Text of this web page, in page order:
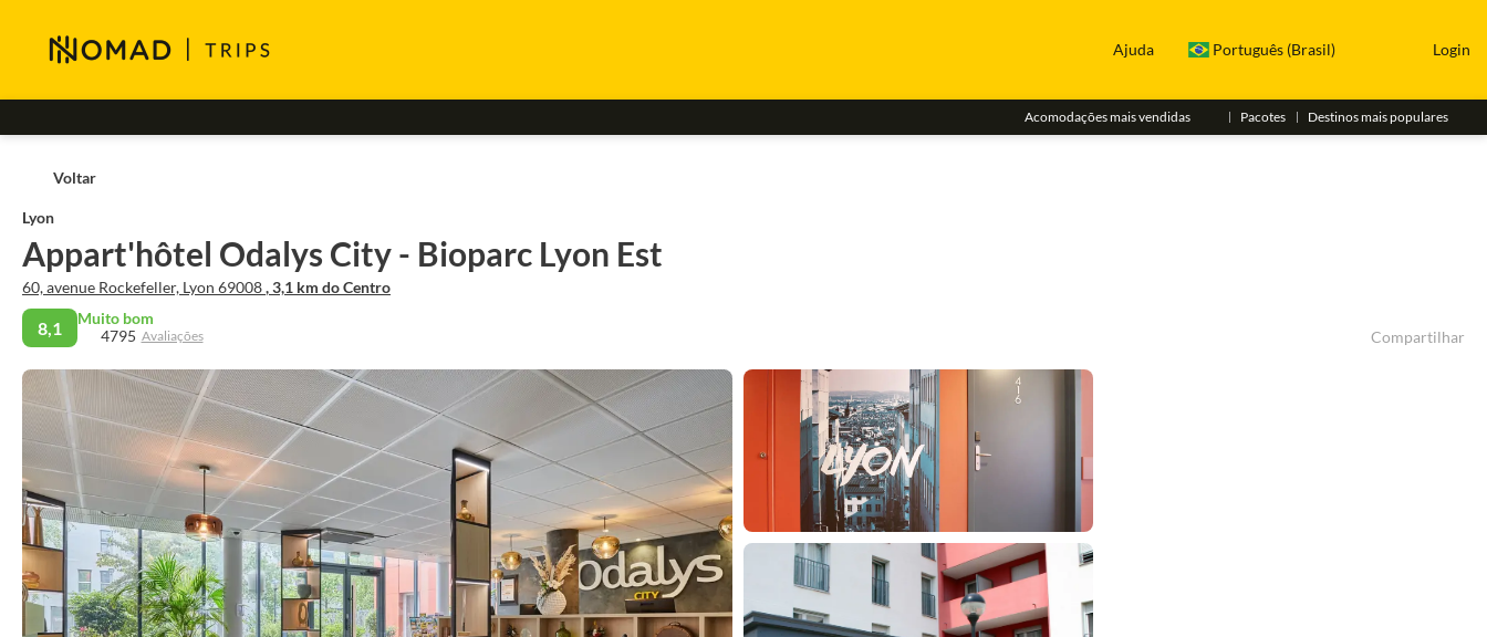
Ajuda Português (Brasil) Login
Acomodações mais vendidas Pacotes Destinos mais populares
Voltar
Lyon
Appart'hôtel Odalys City - Bioparc Lyon Est
60, avenue Rockefeller, Lyon 69008, 3,1 km do Centro
8,1
Muito bom
4795 Avaliações Compartilhar